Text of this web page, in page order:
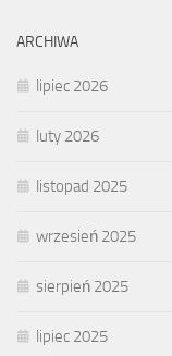
ARCHIWA
lipiec 2026
luty 2026
listopad 2025
wrzesień 2025
sierpień 2025
lipiec 2025